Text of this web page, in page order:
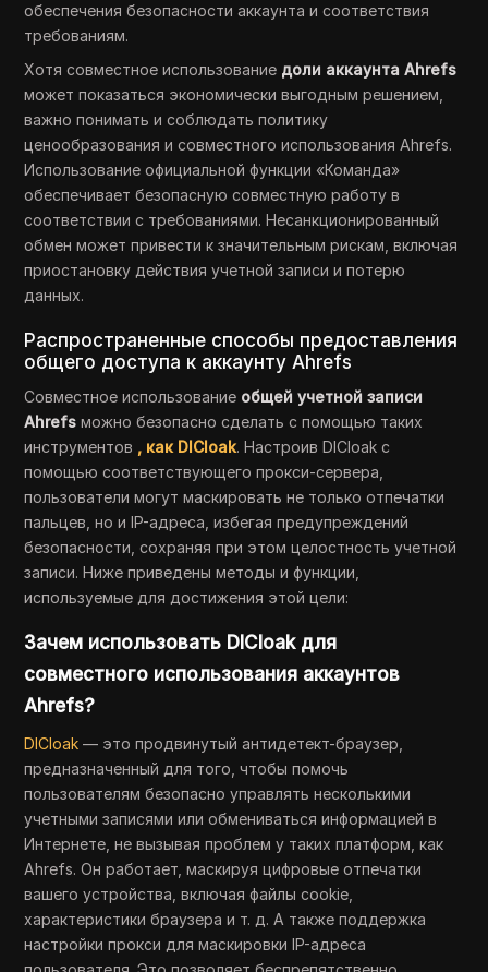
обеспечения безопасности аккаунта и соответствия
требованиям.
Хотя совместное использование доли аккаунта Ahrefs
может показаться экономически выгодным решением,
важно понимать и соблюдать политику
ценообразования и совместного использования Ahrefs.
Использование официальной функции «Команда»
обеспечивает безопасную совместную работу в
соответствии с требованиями. Несанкционированный
обмен может привести к значительным рискам, включая
приостановку действия учетной записи и потерю
данных.
Распространенные способы предоставления
общего доступа к аккаунту Ahrefs
Совместное использование общей учетной записи
Ahrefs можно безопасно сделать с помощью таких
инструментов , как DICloak. Настроив DICloak с
помощью соответствующего прокси-сервера,
пользователи могут маскировать не только отпечатки
пальцев, но и IP-адреса, избегая предупреждений
безопасности, сохраняя при этом целостность учетной
записи. Ниже приведены методы и функции,
используемые для достижения этой цели:
Зачем использовать DICloak для
совместного использования аккаунтов
Ahrefs?
DICloak — это продвинутый антидетект-браузер,
предназначенный для того, чтобы помочь
пользователям безопасно управлять несколькими
учетными записями или обмениваться информацией в
Интернете, не вызывая проблем у таких платформ, как
Ahrefs. Он работает, маскируя цифровые отпечатки
вашего устройства, включая файлы cookie,
характеристики браузера и т. д. А также поддержка
настройки прокси для маскировки IP-адреса